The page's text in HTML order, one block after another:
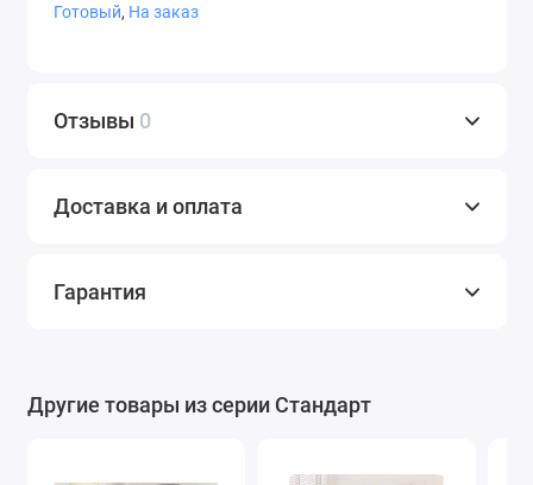
Готовый, На заказ
Отзывы 0
Доставка и оплата
Гарантия
Другие товары из серии Стандарт